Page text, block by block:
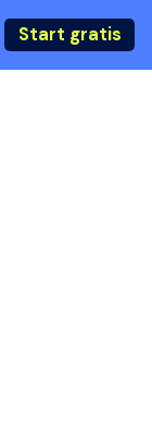
Start gratis